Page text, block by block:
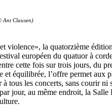
Ant Clausen)
violence», la quatorzième
européen du quatuor à
cette fois sur trois jours, du
et équilibrée, l’offre permet aux
à tous les concerts, sans courir ni
jour, au même endroit, la Salle